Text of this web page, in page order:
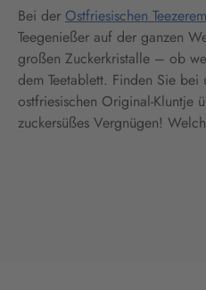
Bei der Ostfriesischen
Teegenießer auf der ganzen
großen Zuckerkristalle – ob
dem Teetablett. Finden Sie
ostfriesischen Original-Kluntje
zuckersüßes Vergnügen!